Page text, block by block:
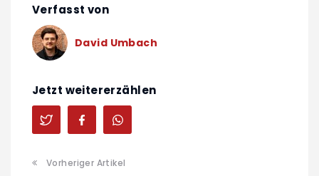
Verfasst von
David Umbach
Jetzt weitererzählen
Vorheriger Artikel